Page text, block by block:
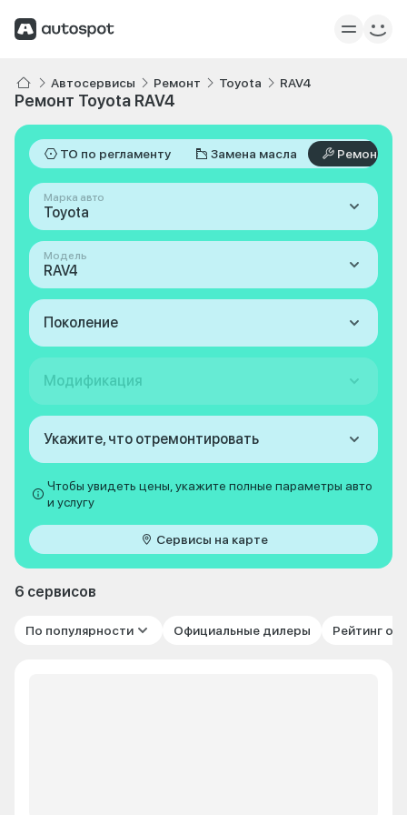
Автосервисы Ремонт Toyota RAV4
Ремонт Toyota RAV4
ТО по регламенту Замена масла Ремонт
Марка авто
Toyota
Модель
RAV4
Поколение
Модификация
Укажите, что отремонтировать
Чтобы увидеть цены, укажите полные параметры авто
и услугу
Сервисы на карте
6 сервисов
По популярности Официальные дилеры Рейтинг